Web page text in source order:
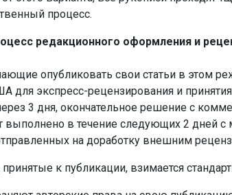
процесс.
редакционного оформления и
опубликовать свои статьи в этом
для экспресс-рецензирования и
3 дня, окончательное решение с
выполнено в течение следующих 2 дней
на доработку внешним
к публикации, взимается